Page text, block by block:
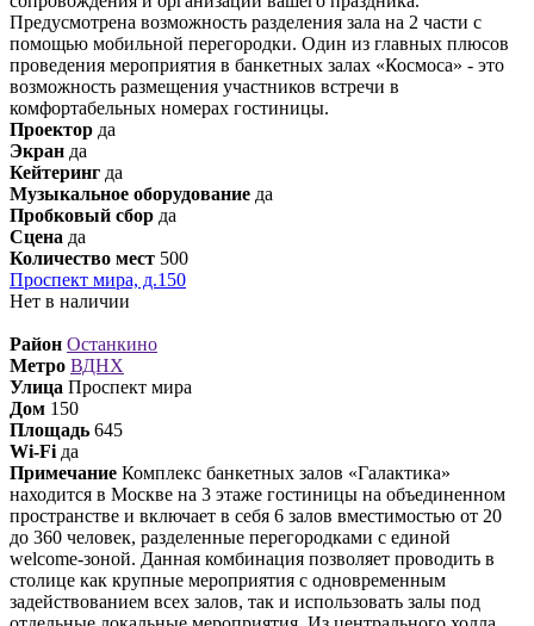
Предусмотрена возможность разделения зала на 2 части с
помощью мобильной перегородки. Один из главных плюсов
проведения мероприятия в банкетных залах «Космоса» - это
возможность размещения участников встречи в
комфортабельных номерах гостиницы.
Проектор да
Экран да
Кейтеринг да
Музыкальное оборудование да
Пробковый сбор да
Сцена да
Количество мест 500
Проспект мира, д.150
Нет в наличии
Район Останкино
Метро ВДНХ
Улица Проспект мира
Дом 150
Площадь 645
Wi-Fi да
Примечание Комплекс банкетных залов «Галактика»
находится в Москве на 3 этаже гостиницы на объединенном
пространстве и включает в себя 6 залов вместимостью от 20
до 360 человек, разделенные перегородками с единой
welcome-зоной. Данная комбинация позволяет проводить в
столице как крупные мероприятия с одновременным
задействованием всех залов, так и использовать залы под